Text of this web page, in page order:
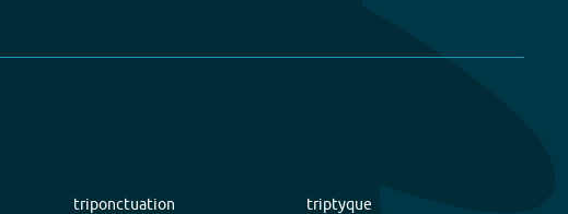
triponctuation
triptyque